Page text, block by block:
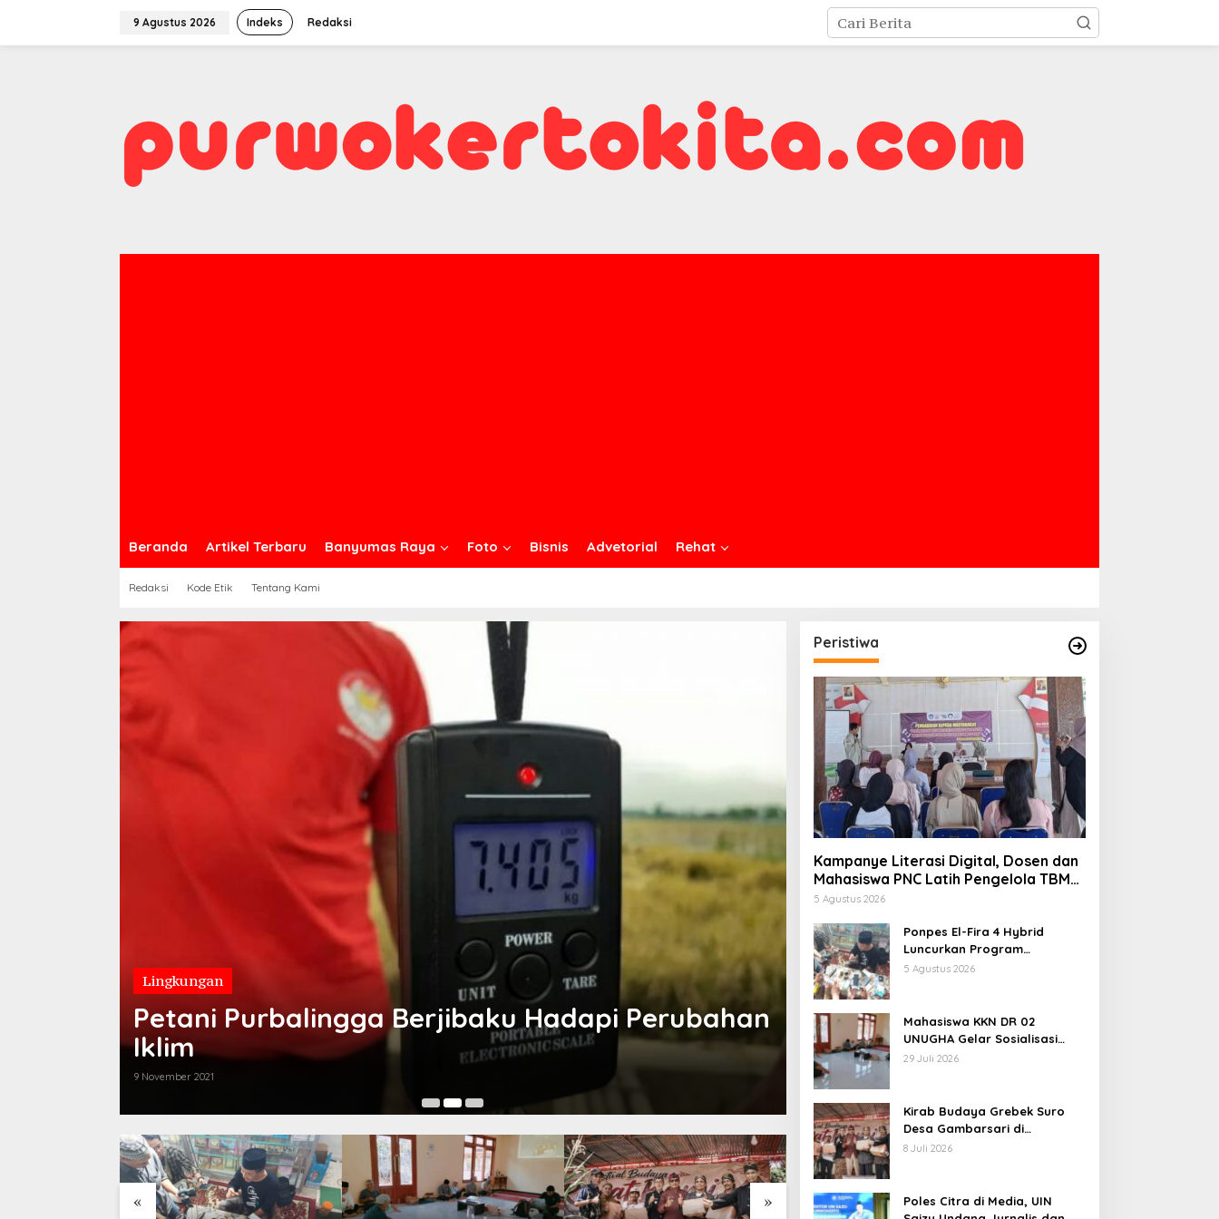
konten
9 Agustus 2026 Indeks Redaksi
Beranda Artikel Terbaru Banyumas Raya Foto Bisnis Advetorial Rehat
Redaksi Kode Etik Tentang Kami
Lingkungan
Petani Purbalingga Berjibaku Hadapi Perubahan
Iklim
9 November 2021
Lingkungan
Melihat Spesies Mangrove
Anakan, Perlu Upaya
24 Oktober 2021
« »
Peristiwa
Kampanye Literasi Digital, Dosen dan
Mahasiswa PNC Latih Pengelola TBM
Pojok Pustaka Majenang Produksi
5 Agustus 2026
Ponpes El-Fira 4 Hybrid
Luncurkan Program
JunioSmart, Wujudkan
5 Agustus 2026
Mahasiswa KKN DR 02
UNUGHA Gelar Sosialisasi
Edukasi Bahaya Narkoba dan
Cilacap
29 Juli 2026
Kirab Budaya Grebek Suro
Desa Gambarsari di
Purbalingga Banjir Apresiasi
8 Juli 2026
Poles Citra di Media, UIN